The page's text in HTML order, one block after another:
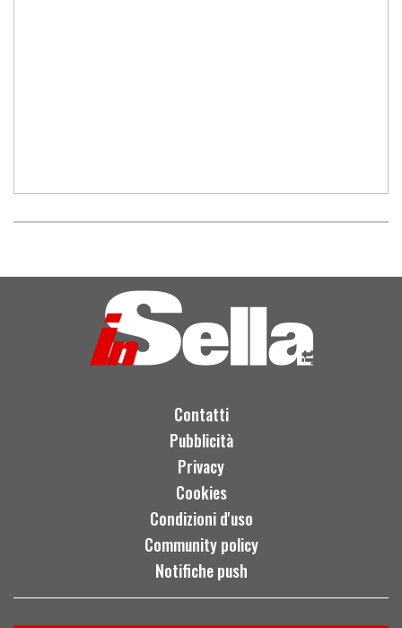
Contatti
Pubblicità
Privacy
Cookies
Condizioni d'uso
Community policy
Notifiche push